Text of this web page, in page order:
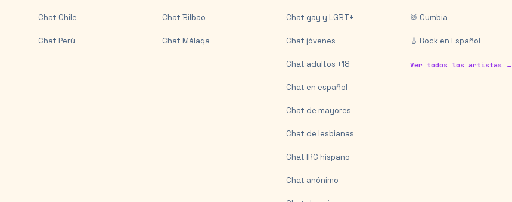
Chat Chile
Chat Perú
Chat Bilbao
Chat Málaga
Chat gay y LGBT+
Chat jóvenes
Chat adultos +18
Chat en español
Chat de mayores
Chat de lesbianas
Chat IRC hispano
Chat anónimo
🥁 Cumbia
🎸 Rock en Español
Ver todos los artistas →